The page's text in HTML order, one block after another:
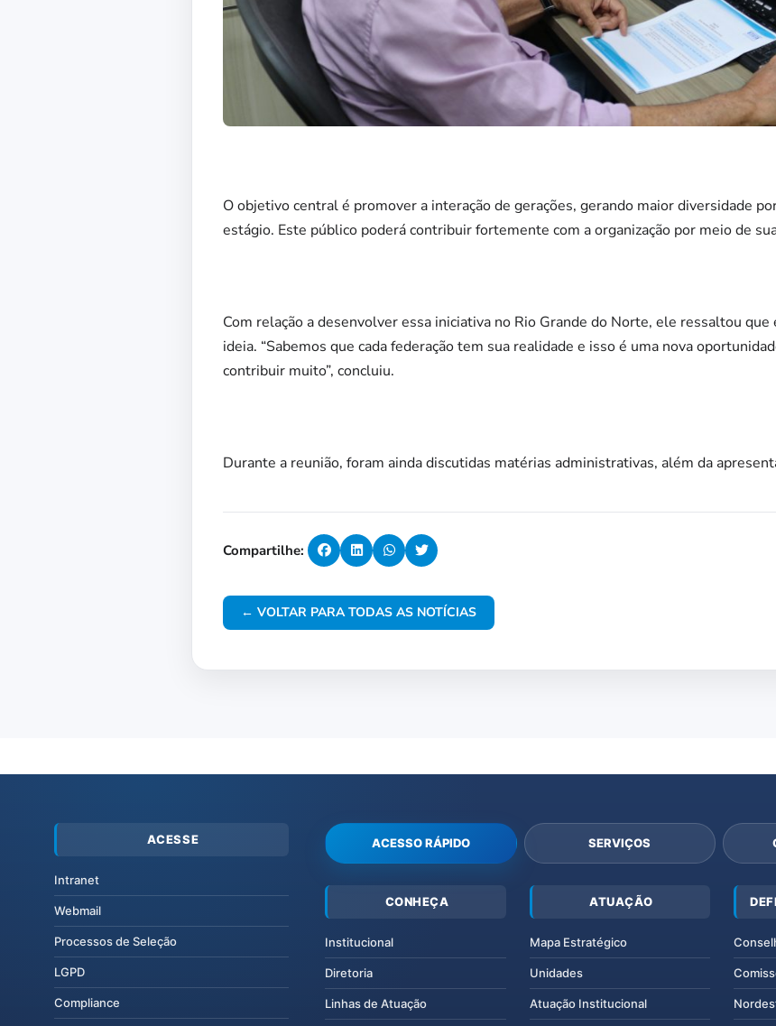
O objetivo central é promover a interação de gerações, gerando maior diversidade
estágio. Este público poderá contribuir fortemente com a organização por meio de
Com relação a desenvolver essa iniciativa no Rio Grande do Norte, ele ressaltou
ideia. “Sabemos que cada federação tem sua realidade e isso é uma nova
contribuir muito”, concluiu.
Durante a reunião, foram ainda discutidas matérias administrativas, além da
Compartilhe:
← VOLTAR PARA TODAS AS NOTÍCIAS
ACESSE
Intranet
Webmail
Processos de Seleção
LGPD
Compliance
ACESSO RÁPIDO SERVIÇOS
CONHEÇA
Institucional
Diretoria
Linhas de Atuação
ATUAÇÃO
Mapa Estratégico
Unidades
Atuação Institucional